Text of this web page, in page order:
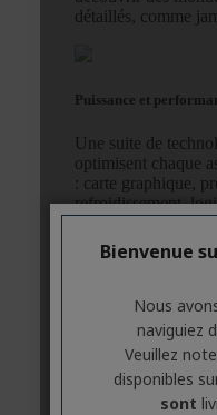
Bienvenue
Nous
naviguiez
Veuillez
disponibles
sont